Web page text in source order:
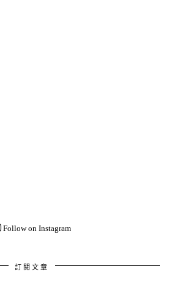
Follow on Instagram
訂閱文章